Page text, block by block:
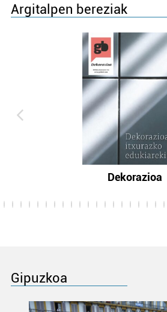
Argitalpen bereziak
Dekorazioa
Gipuzkoa